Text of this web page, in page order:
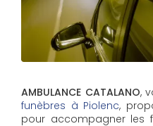
AMBULANCE CATALANO,
funèbres à Piolenc,
pour accompagner les